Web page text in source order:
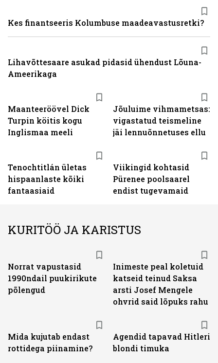
Maanteeröövel Dick
Turpin köitis kogu
Inglismaa meeli
Jõuluime vihmametsas:
vigastatud teismeline
jäi lennuõnnetuses ellu
Tenochtitlán ületas
hispaanlaste kõiki
fantaasiaid
Viikingid kohtasid
Pürenee poolsaarel
endist tugevamaid
Kes finantseeris Kolumbuse maadeavastusretki?
Lihavõttesaare asukad pidasid ühendust Lõuna-
Ameerikaga
KURITÖÖ JA KARISTUS
Norrat vapustasid
1990ndail puukirikute
põlengud
Inimeste peal koletuid
katseid teinud Saksa
arsti Josef Mengele
ohvrid said lõpuks rahu
Mida kujutab endast
rottidega piinamine?
Agendid tapavad Hitleri
blondi timuka